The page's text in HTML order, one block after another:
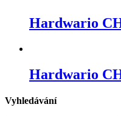
Hardwario
Hardwario
Vyhledávání